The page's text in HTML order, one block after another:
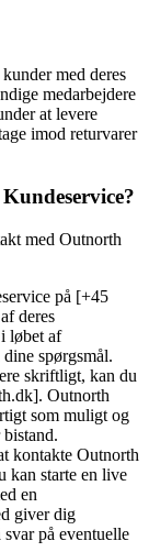
med deres
medarbejdere
at levere
imod returvarer
med Outnorth
på [+45
​​deres
løbet af
spørgsmål.
skriftligt, kan du
Outnorth
som muligt og
kontakte Outnorth
kan starte en live
en
giver dig
på eventuelle